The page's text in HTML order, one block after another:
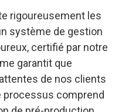
rigoureusement les
système de gestion
certifié par notre
garantit que
de nos clients
processus comprend